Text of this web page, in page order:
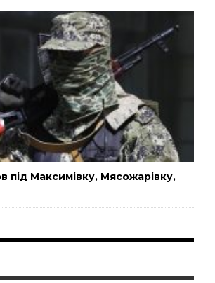
під Максимівку, Мясожарівку,